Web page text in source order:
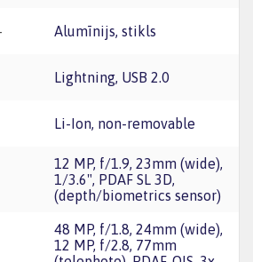
Alumīnijs, stikls
Lightning, USB 2.0
Li-Ion, non-removable
12 MP, f/1.9, 23mm (wide),
1/3.6", PDAF SL 3D,
(depth/biometrics sensor)
48 MP, f/1.8, 24mm (wide),
12 MP, f/2.8, 77mm